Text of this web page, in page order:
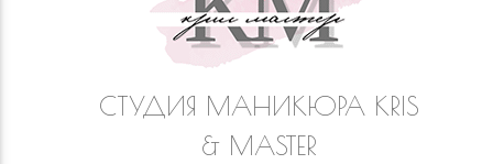
СТУДИЯ МАНИКЮРА KRIS
& MASTER